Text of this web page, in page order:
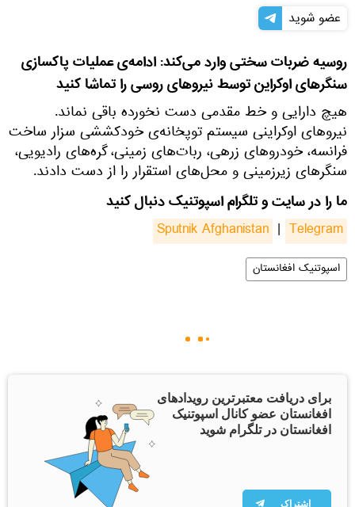
عضو شوید
روسیه ضربات سختی وارد می‌کند: ادامه‌ی عملیات پاکسازی
سنگرهای اوکراین توسط نیروهای روسی را تماشا کنید
هیچ دارایی و خط مقدمی دست نخورده باقی نماند.
نیروهای اوکراینی سیستم توپخانه‌ی خودکششی سزار ساخت
فرانسه، خودروهای زرهی، ربات‌های زمینی، گره‌های رادیویی،
سنگرهای زیرزمینی و محل‌های استقرار را از دست دادند.
ما را در سایت و تلگرام اسپوتنیک دنبال کنید
Sputnik Afghanistan | Telegram
اسپوتنیک افغانستان
برای دریافت معتبرترین رویدادهای
افغانستان عضو کانال اسپوتنیک
افغانستان در تلگرام شوید
اشتراک